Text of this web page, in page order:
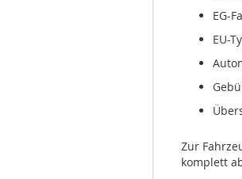
EG-
EU-
Zur
komplett